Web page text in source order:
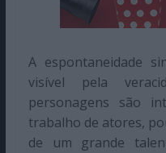
A espontaneidade
visível pela
personagens são
trabalho de atores,
de um grande